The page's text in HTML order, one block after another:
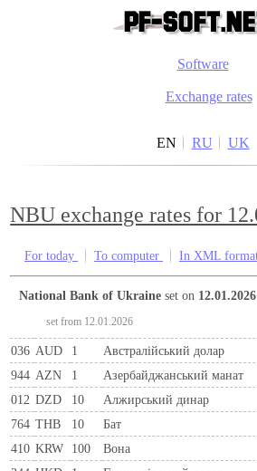
Software
Exchange rates
EN RU UK
NBU exchange rates for
For today To computer In XML
National Bank of Ukraine set on 12.01.2026
set from 12.01.2026
036 AUD 1 Австралійський долар
944 AZN 1 Азербайджанський манат
012 DZD 10 Алжирський динар
764 THB 10 Бат
410 KRW 100 Вона